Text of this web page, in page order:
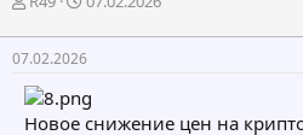
т
о
р
т
е
т
а
а
ч
07.02.2026
Новое снижение цен на